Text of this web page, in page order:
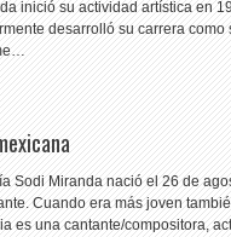
inició su actividad artística en
desarrolló su carrera como
Sodi Miranda nació el 26 de
Cuando era más joven
es una cantante/compositora,